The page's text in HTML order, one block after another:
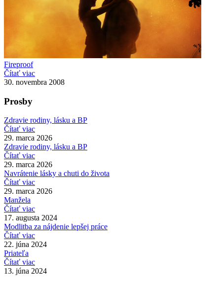
Fireproof
Čítať viac
30. novembra 2008
Prosby
Zdravie rodiny, lásku a BP
Čítať viac
29. marca 2026
Zdravie rodiny, lásku a BP
Čítať viac
29. marca 2026
Navrátenie lásky a chuti do života
Čítať viac
29. marca 2026
Manžela
Čítať viac
17. augusta 2024
Modlitba za nájdenie lepšej práce
Čítať viac
22. júna 2024
Priateľa
Čítať viac
13. júna 2024